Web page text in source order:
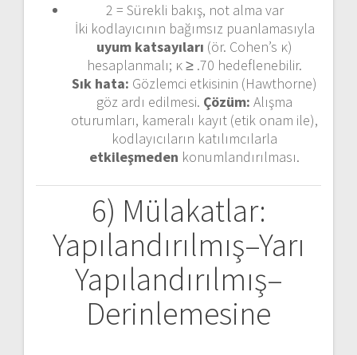
2 = Sürekli bakış, not alma var
İki kodlayıcının bağımsız puanlamasıyla
uyum katsayıları (ör. Cohen’s κ)
hesaplanmalı; κ ≥ .70 hedeflenebilir.
Sık hata: Gözlemci etkisinin (Hawthorne)
göz ardı edilmesi. Çözüm: Alışma
oturumları, kameralı kayıt (etik onam ile),
kodlayıcıların katılımcılarla
etkileşmeden konumlandırılması.
6) Mülakatlar:
Yapılandırılmış–Yarı
Yapılandırılmış–
Derinlemesine